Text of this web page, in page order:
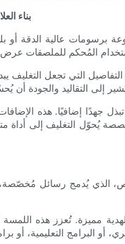
بناء
عالية الدقة أو
التي تجعل
تبذل جهدًا إضافيًا. هذه
التغليف إلى أداة
الذي يُدمج رسائل
مميزة. تُعزز هذه اللمسة